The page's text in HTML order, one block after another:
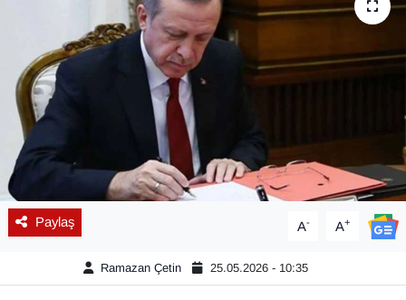
Paylaş A- A+
Ramazan Çetin 25.05.2026 - 10:35
Diğer
DÜNYA
EKONOMİ
Eleman
Emlak